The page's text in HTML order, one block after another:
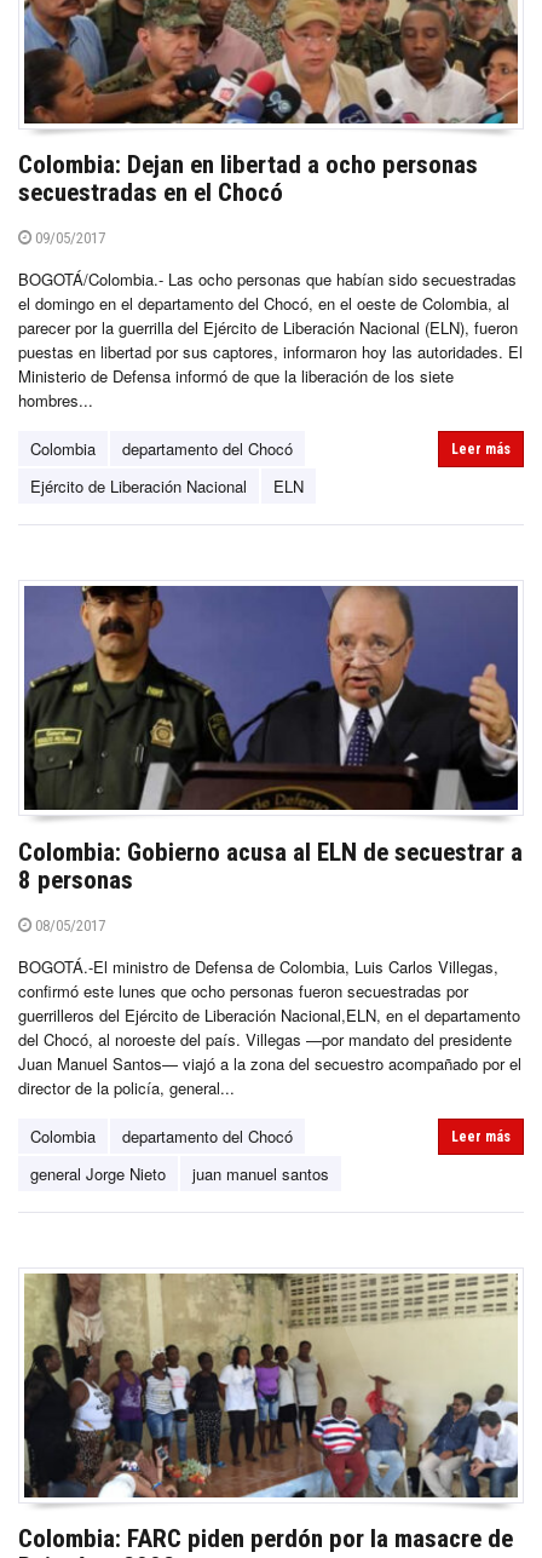
Colombia: Dejan en libertad a ocho personas
secuestradas en el Chocó
09/05/2017
BOGOTÁ/Colombia.- Las ocho personas que habían sido secuestradas
el domingo en el departamento del Chocó, en el oeste de Colombia, al
parecer por la guerrilla del Ejército de Liberación Nacional (ELN), fueron
puestas en libertad por sus captores, informaron hoy las autoridades. El
Ministerio de Defensa informó de que la liberación de los siete
hombres...
Colombia
departamento del Chocó
Ejército de Liberación Nacional
ELN
Leer más
Colombia: Gobierno acusa al ELN de secuestrar a
8 personas
08/05/2017
BOGOTÁ.-El ministro de Defensa de Colombia, Luis Carlos Villegas,
confirmó este lunes que ocho personas fueron secuestradas por
guerrilleros del Ejército de Liberación Nacional,ELN, en el departamento
del Chocó, al noroeste del país. Villegas —por mandato del presidente
Juan Manuel Santos— viajó a la zona del secuestro acompañado por el
director de la policía, general...
Colombia
departamento del Chocó
general Jorge Nieto
juan manuel santos
Leer más
Colombia: FARC piden perdón por la masacre de